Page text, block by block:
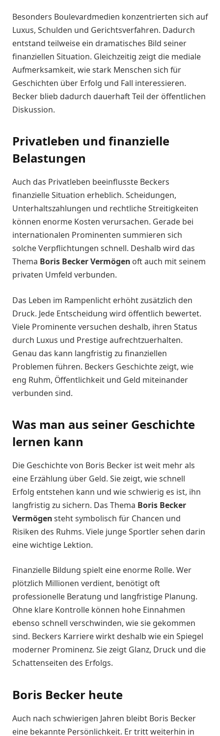
Besonders Boulevardmedien konzentrierten sich auf
Luxus, Schulden und Gerichtsverfahren. Dadurch
entstand teilweise ein dramatisches Bild seiner
finanziellen Situation. Gleichzeitig zeigt die mediale
Aufmerksamkeit, wie stark Menschen sich für
Geschichten über Erfolg und Fall interessieren.
Becker blieb dadurch dauerhaft Teil der öffentlichen
Diskussion.
Privatleben und finanzielle
Belastungen
Auch das Privatleben beeinflusste Beckers
finanzielle Situation erheblich. Scheidungen,
Unterhaltszahlungen und rechtliche Streitigkeiten
können enorme Kosten verursachen. Gerade bei
internationalen Prominenten summieren sich
solche Verpflichtungen schnell. Deshalb wird das
Thema Boris Becker Vermögen oft auch mit seinem
privaten Umfeld verbunden.
Das Leben im Rampenlicht erhöht zusätzlich den
Druck. Jede Entscheidung wird öffentlich bewertet.
Viele Prominente versuchen deshalb, ihren Status
durch Luxus und Prestige aufrechtzuerhalten.
Genau das kann langfristig zu finanziellen
Problemen führen. Beckers Geschichte zeigt, wie
eng Ruhm, Öffentlichkeit und Geld miteinander
verbunden sind.
Was man aus seiner Geschichte
lernen kann
Die Geschichte von Boris Becker ist weit mehr als
eine Erzählung über Geld. Sie zeigt, wie schnell
Erfolg entstehen kann und wie schwierig es ist, ihn
langfristig zu sichern. Das Thema Boris Becker
Vermögensteht symbolisch für Chancen und
Risiken des Ruhms. Viele junge Sportler sehen darin
eine wichtige Lektion.
Finanzielle Bildung spielt eine enorme Rolle. Wer
plötzlich Millionen verdient, benötigt oft
professionelle Beratung und langfristige Planung.
Ohne klare Kontrolle können hohe Einnahmen
ebenso schnell verschwinden, wie sie gekommen
sind. Beckers Karriere wirkt deshalb wie ein Spiegel
moderner Prominenz. Sie zeigt Glanz, Druck und die
Schattenseiten des Erfolgs.
Boris Becker heute
Auch nach schwierigen Jahren bleibt Boris Becker
eine bekannte Persönlichkeit. Er tritt weiterhin in